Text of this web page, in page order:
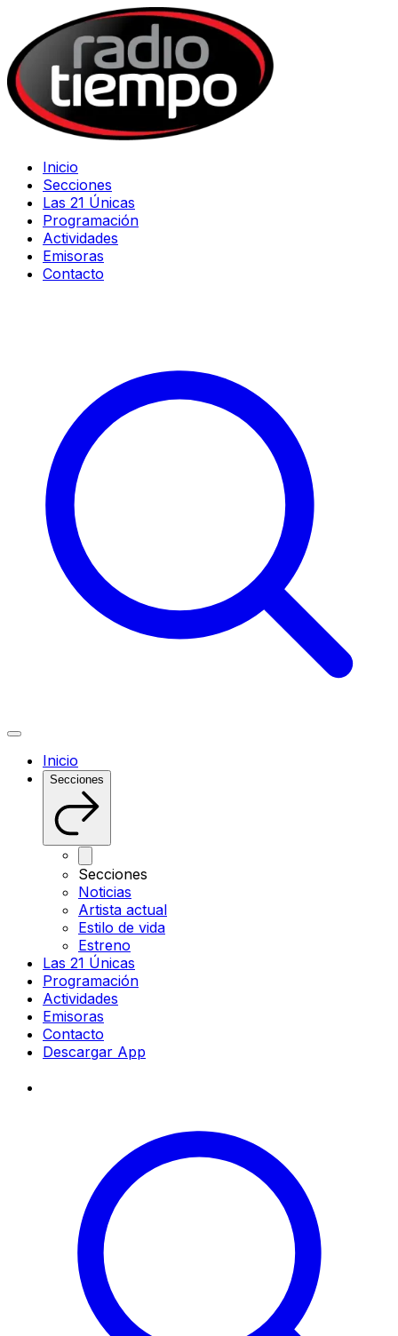
Inicio
Secciones
Las 21 Únicas
Programación
Actividades
Emisoras
Contacto
Inicio
Secciones
Secciones
Noticias
Artista actual
Estilo de vida
Estreno
Las 21 Únicas
Programación
Actividades
Emisoras
Contacto
Descargar App